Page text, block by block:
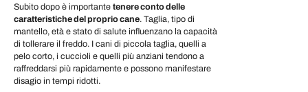
Subito dopo è importante tenere conto delle
caratteristiche del proprio cane. Taglia, tipo di
mantello, età e stato di salute influenzano la capacità
di tollerare il freddo. I cani di piccola taglia, quelli a
pelo corto, i cuccioli e quelli più anziani tendono a
raffreddarsi più rapidamente e possono manifestare
disagio in tempi ridotti.